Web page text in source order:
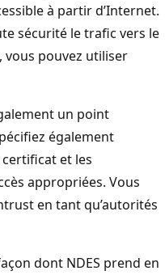
à partir d’Internet.
sécurité le trafic vers le
vous pouvez utiliser
un point
également
et les
appropriées. Vous
en tant qu’autorités
dont NDES prend en